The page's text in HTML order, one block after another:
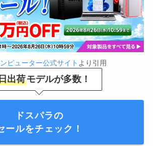
ピューター公式サイト より引用
出荷モデルが多数！
ドスパラの
ールをチェック！